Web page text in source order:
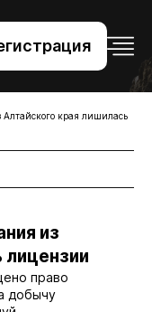
32
края лишилась
из
лицензии
право
добычу